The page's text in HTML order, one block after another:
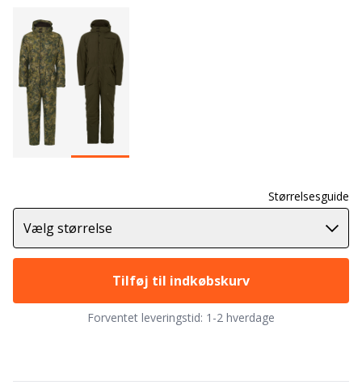
Størrelsesguide
Vælg størrelse
Tilføj til indkøbskurv
Forventet leveringstid: 1-2 hverdage